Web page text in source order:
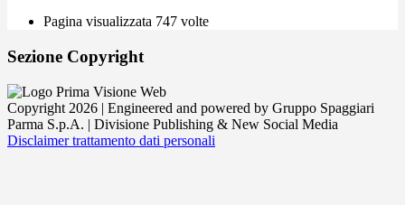
Pagina visualizzata 747 volte
Sezione Copyright
Copyright 2026 | Engineered and powered by Gruppo Spaggiari
Parma S.p.A. | Divisione Publishing & New Social Media
Disclaimer trattamento dati personali